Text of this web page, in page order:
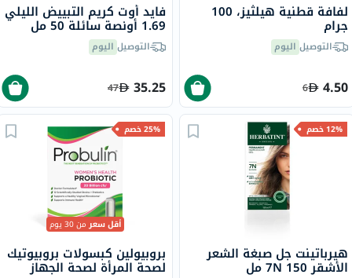
لفافة قطنية هيلثيز، 100
جرام
التوصيل اليوم
4.50
6
فايد أوت كريم التبييض الليلي
1.69 أونصة سائلة 50 مل
التوصيل اليوم
35.25
47
12% خصم
هيرباتينت جل صبغة الشعر
الأشقر 7N 150 مل
25% خصم
أقل سعرمن 30 يوم
بروبيولين كبسولات بروبيوتيك
لصحة المرأة لصحة الجهاز